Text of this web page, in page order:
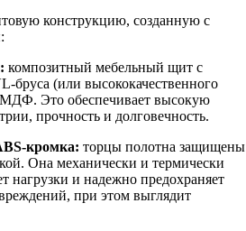
конструкцию, созданную с
композитный мебельный щит с
бруса (или высококачественного
МДФ. Это обеспечивает высокую
прочность и долговечность.
кромка: торцы полотна защищены
Она механически и термически
нагрузки и надежно предохраняет
при этом выглядит